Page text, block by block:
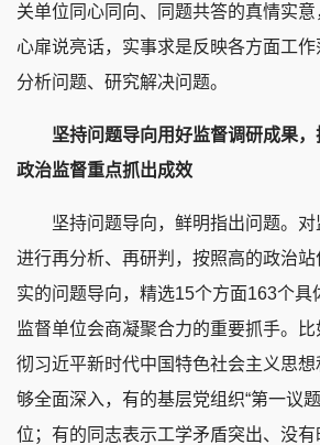
关单位同心同向、同题共答的真情实
心扉说亮话，实事求是反映各方面工
分析问题、研究解决问题。
坚持问题导向用好监督调研成果
政治监督重点抓出成效
坚持问题导向，鲜明指出问题。对
进行再分析、再研判，按照高的政治站
实的问题导向，精选15个方面163个具
监督单位会商凝聚合力的重要抓手。
彻习近平新时代中国特色社会主义思
够全面深入，有的基层党组织“第一议
位；有的同志表示工学矛盾突出、没有